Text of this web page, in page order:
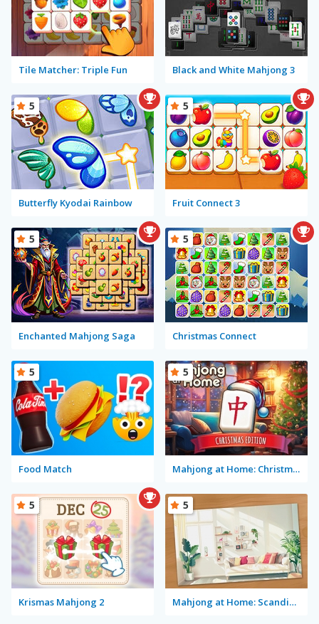
Tile Matcher: Triple Fun Black and White Mahjong 3
Butterfly Kyodai Rainbow
5
Fruit Connect 3
5
Enchanted Mahjong Saga
5
Christmas Connect
5
Food Match
5
Mahjong at Home: Christmas Edition
5
Krismas Mahjong 2
5
Mahjong at Home: Scandinavian Winter Edition
5